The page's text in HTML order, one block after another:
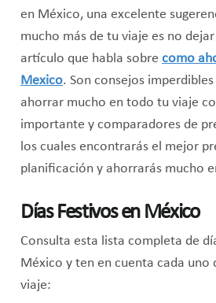
en México, una excelente
mucho más de tu viaje es no
artículo que habla sobre como
Mexico. Son consejos
ahorrar mucho en todo tu viaje
importante y comparadores de
los cuales encontrarás el mejor
planificación y ahorrarás mucho
Días Festivos en México
Consulta esta lista completa de
México y ten en cuenta cada uno
viaje: